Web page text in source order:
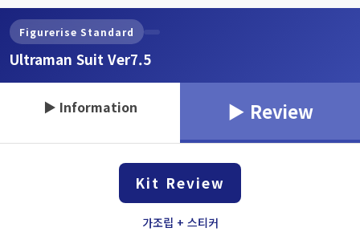
Figurerise Standard
Ultraman Suit Ver7.5
▶ Information ▶ Review
Kit Review
가조립 + 스티커